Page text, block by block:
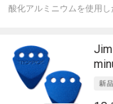
酸化アルミニウムを使用し